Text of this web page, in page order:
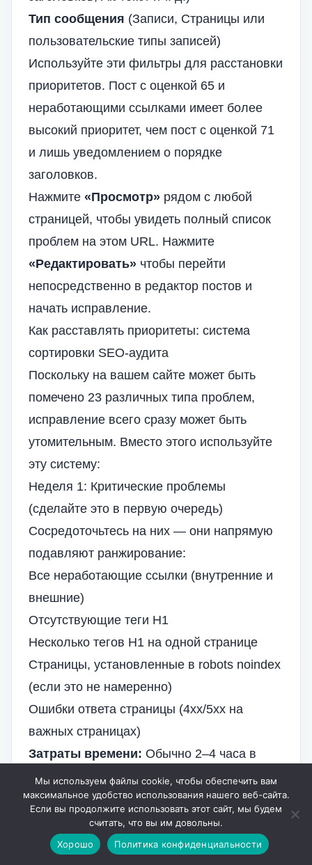
Тип сообщения (Записи, Страницы или
пользовательские типы записей)
Используйте эти фильтры для расстановки
приоритетов. Пост с оценкой 65 и
неработающими ссылками имеет более
высокий приоритет, чем пост с оценкой 71
и лишь уведомлением о порядке
заголовков.
Нажмите «Просмотр» рядом с любой
страницей, чтобы увидеть полный список
проблем на этом URL. Нажмите
«Редактировать» чтобы перейти
непосредственно в редактор постов и
начать исправление.
Как расставлять приоритеты: система
сортировки SEO-аудита
Поскольку на вашем сайте может быть
помечено 23 различных типа проблем,
исправление всего сразу может быть
утомительным. Вместо этого используйте
эту систему:
Неделя 1: Критические проблемы
(сделайте это в первую очередь)
Сосредоточьтесь на них — они напрямую
подавляют ранжирование:
Все неработающие ссылки (внутренние и
внешние)
Отсутствующие теги H1
Несколько тегов H1 на одной странице
Страницы, установленные в robots noindex
(если это не намеренно)
Ошибки ответа страницы (4xx/5xx на
важных страницах)
Затраты времени: Обычно 2–4 часа в
зависимости от размера сайтаВлияние на
ранжирование:Высокое — часто заметно
в течение 2–4 недель
Неделя 2–3: SEO-проблемы с высоким
Мы используем файлы cookie, чтобы обеспечить вам
максимальное удобство использования нашего веб-сайта.
Если вы продолжите использовать этот сайт, мы будем
считать, что вы им довольны.
Хорошо
Политика конфиденциальности